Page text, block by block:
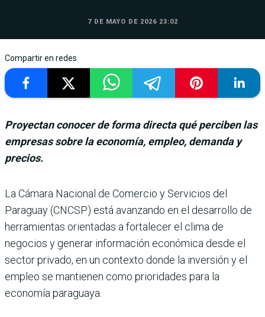
7 DE MAYO DE 2026 23:02
Compartir en redes
Proyectan conocer de forma directa qué perciben las
empresas sobre la economía, empleo, demanda y
precios.
La Cámara Nacional de Comercio y Ser­vicios del
Paraguay (CNCSP) está avanzando en el desarrollo de
herramien­tas orientadas a fortalecer el clima de
negocios y generar información económica desde el
sector privado, en un con­texto donde la inversión y el
empleo se mantienen como prioridades para la
economía paraguaya.